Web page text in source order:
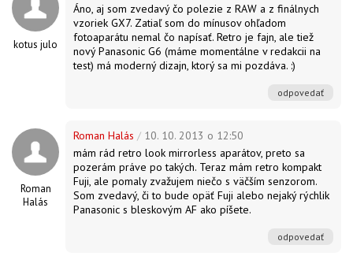
kotus julo
Áno, aj som zvedavý čo polezie z RAW a z finálnych
vzoriek GX7. Zatiaľ som do mínusov ohľadom
fotoaparátu nemal čo napísať. Retro je fajn, ale tiež
nový Panasonic G6 (máme momentálne v redakcii na
test) má moderný dizajn, ktorý sa mi pozdáva. :)
odpovedať
Roman
Halás
Roman Halás / 10. 10. 2013 o 12:50
mám rád retro look mirrorless aparátov, preto sa
pozerám práve po takých. Teraz mám retro kompakt
Fuji, ale pomaly zvažujem niečo s väčším senzorom.
Som zvedavý, či to bude opäť Fuji alebo nejaký rýchlik
Panasonic s bleskovým AF ako píšete.
odpovedať